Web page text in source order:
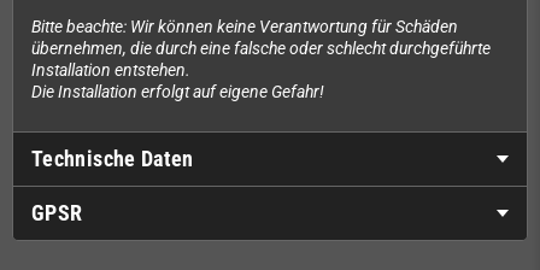
Bitte beachte: Wir können keine Verantwortung für Schäden
übernehmen, die durch eine falsche oder schlecht durchgeführte
Installation entstehen.
Die Installation erfolgt auf eigene Gefahr!
Technische Daten
GPSR